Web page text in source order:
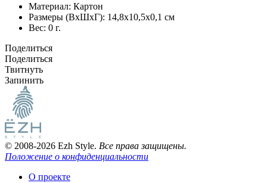
Материал: Картон
Размеры (ВxШxГ): 14,8x10,5x0,1 см
Вес: 0 г.
Поделиться
Поделиться
Твитнуть
Запинить
© 2008-2026 Ezh Style. Все права защищены.
Положение о конфиденциальности
О проекте